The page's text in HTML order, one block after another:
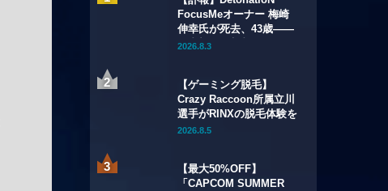
FocusMeオーナー 梅崎
伸幸氏が死去、43歳——
国内初の給与制eスポーツ
2026.8.3
【ゲーミング脱毛】
Crazy Raccoon所属立川
選手がRINXの脱毛体験を
語る——インタビュー記
2026.8.5
【最大50%OFF】
「CAPCOM SUMMER